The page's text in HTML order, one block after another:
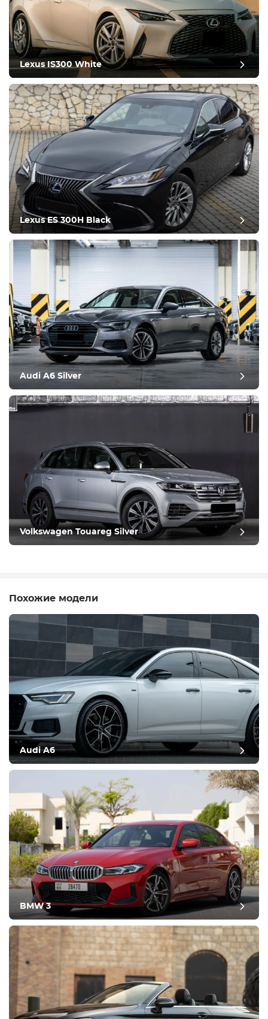
Оборудование
Удобства
Климат-контроль
Вождение
Состояние
Оставить отзыв
Lexus IS300 White
Lexus ES 300H Black
Audi A6 Silver
Volkswagen Touareg Silver
Похожие модели
Audi A6
BMW 3